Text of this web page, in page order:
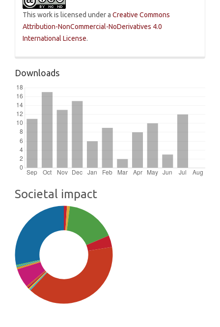
This work is licensed under a Creative Commons
Attribution-NonCommercial-NoDerivatives 4.0
International License.
Downloads
Societal impact